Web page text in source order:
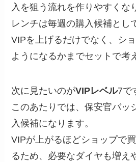
入を狙う流れを作りやすくな
レンチは毎週の購入候補とし
VIPを上げるだけでなく、シ
ようになるかまでセットで考
次に見たいのがVIPレベル7で
このあたりでは、保安官バッ
入候補になります。
VIPが上がるほどショップで
るため、必要なダイヤも増え